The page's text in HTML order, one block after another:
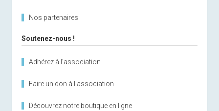
Nos partenaires
Soutenez-nous !
Adhérez à l'association
Faire un don à l'association
Découvrez notre boutique en ligne